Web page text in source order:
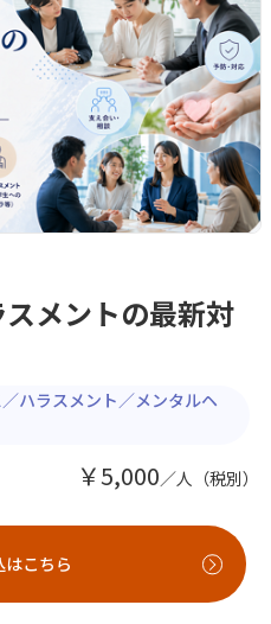
メントの最新対
ハラスメント／メンタルヘ
￥5,000／人（税別）
こちら